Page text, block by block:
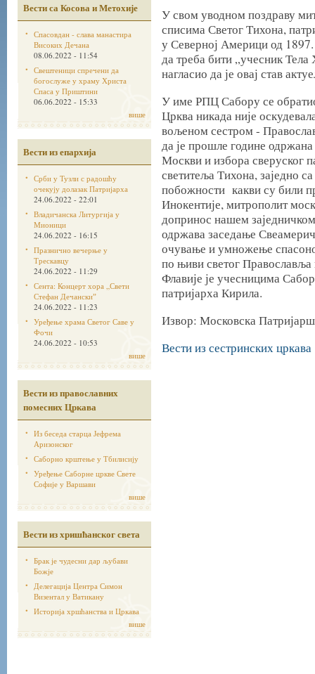
Вести са Косова и Метохије
Спасовдан - слава манастира
Високих Дечана
08.06.2022 - 11:54
Свештеници спречени да
богослуже у храму Христа
Спаса у Приштини
06.06.2022 - 15:33
више
Вести из епархија
Срби у Тузли с радошћу
очекују долазак Патријарха
24.06.2022 - 22:01
Владичанска Литургија у
Мионици
24.06.2022 - 16:15
Празнично вечерње у
Трескавцу
24.06.2022 - 11:29
Сента: Концерт хора „Свети
Стефан Дечанскиˮ
24.06.2022 - 11:23
Уређење храма Светог Саве у
Фочи
24.06.2022 - 10:53
више
Вести из православних
помесних Цркава
Из беседа старца Јефрема
Аризонског
Саборно крштење у Тбилисију
Уређење Саборне цркве Свете
Софије у Варшави
више
Вести из хришћанског света
Брак је чудесни дар љубави
Божје
Делегација Центра Симон
Визентал у Ватикану
Историја хршћанства и Цркава
више
У свом уводном поздраву
списима Светог Тихона,
у Северној Америци од
да треба бити „учесник
нагласио да је овај став
У име РПЦ Сабору се
Црква никада није
вољеном сестром -
да је прошле године
Москви и избора сверуског
светитеља Тихона, заједно
побожности какви су били
Инокентије, митрополит
допринос нашем
одржава заседање
очување и умножење
по њиви светог
Флавије је учесницима
патријарха Кирила.
Извор: Московска
Вести из сестринских цркава